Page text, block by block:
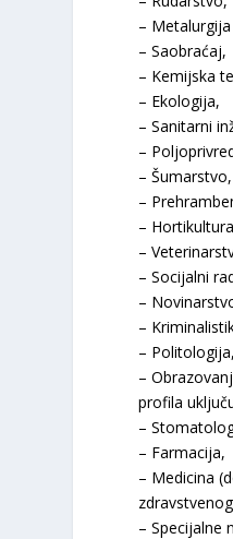
–
– Saobraćaj,
– Kemijska
– Ekologija,
– Sanitarni
–
– Šumarstvo,
–
–
–
– Socijalni
–
–
– Politologija,
–
profila
–
– Farmacija,
– Medicina
– Specijalne